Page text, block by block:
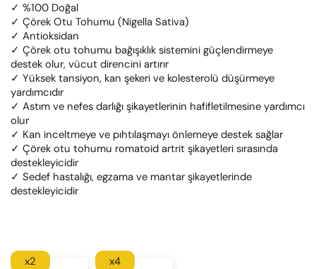
✓ %100 Doğal
✓ Çörek Otu Tohumu (Nigella Sativa)
✓ Antioksidan
✓ Çörek otu tohumu bağışıklık sistemini güçlendirmeye
destek olur, vücut direncini artırır
✓ Yüksek tansiyon, kan şekeri ve kolesterolü düşürmeye
yardımcıdır
✓ Astım ve nefes darlığı şikayetlerinin hafifletilmesine yardımcı
olur
✓ Kan inceltmeye ve pıhtılaşmayı önlemeye destek sağlar
✓ Çörek otu tohumu romatoid artrit şikayetleri sırasında
destekleyicidir
✓ Sedef hastalığı, egzama ve mantar şikayetlerinde
destekleyicidir
x2 x4